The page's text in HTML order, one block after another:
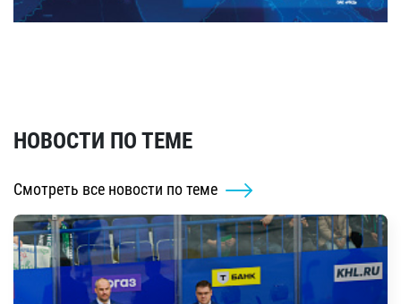
НОВОСТИ ПО ТЕМЕ
Смотреть все новости по теме